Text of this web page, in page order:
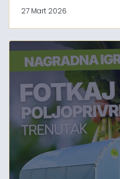
27 Mart 2026